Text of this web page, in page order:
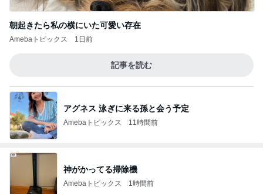
朝起きたら私の横にいた可愛い存在
Amebaトピックス 1日前
記事を読む
アグネス 泳ぎに来る孫と会う予定
Amebaトピックス 11時間前
神がかってる掃除機
Amebaトピックス 1時間前